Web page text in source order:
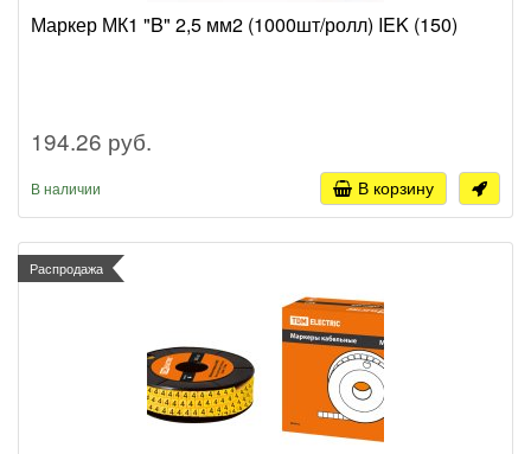
Маркер МК1 "B" 2,5 мм2 (1000шт/ролл) IEK (150)
194.26 руб.
В наличии В корзину
Распродажа